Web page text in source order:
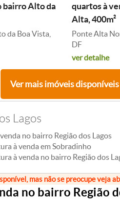
bairro Alto da
da Boa Vista,
quartos à
Alta, 400m²
Ponte Alta
DF
ver detalhe
Ver mais imóveis disponíveis
Lagos
no bairro Região dos Lagos
à venda em Sobradinho
à venda no bairro Região dos
mas não se preocupe veja
no bairro Região